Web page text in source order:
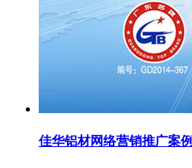
佳华铝材网络营销推广案例